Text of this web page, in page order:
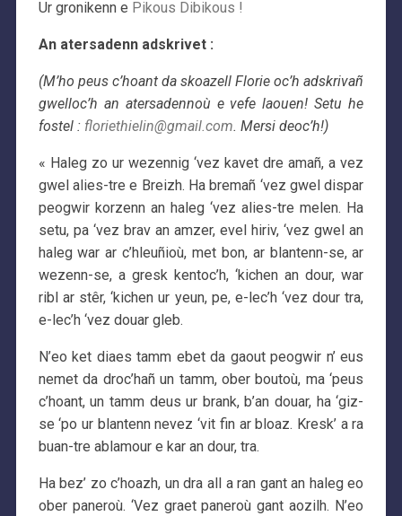
Ur gronikenn e Pikous Dibikous !
An atersadenn adskrivet :
(M’ho peus c’hoant da skoazell Florie oc’h adskrivañ
gwelloc’h an atersadennoù e vefe laouen! Setu he
fostel : floriethielin@gmail.com. Mersi deoc’h!)
« Haleg zo ur wezennig ‘vez kavet dre amañ, a vez
gwel alies-tre e Breizh. Ha bremañ ‘vez gwel dispar
peogwir korzenn an haleg ‘vez alies-tre melen. Ha
setu, pa ‘vez brav an amzer, evel hiriv, ‘vez gwel an
haleg war ar c’hleuñioù, met bon, ar blantenn-se, ar
wezenn-se, a gresk kentoc’h, ‘kichen an dour, war
ribl ar stêr, ‘kichen ur yeun, pe, e-lec’h ‘vez dour tra,
e-lec’h ‘vez douar gleb.
N’eo ket diaes tamm ebet da gaout peogwir n’ eus
nemet da droc’hañ un tamm, ober boutoù, ma ‘peus
c’hoant, un tamm deus ur brank, b’an douar, ha ‘giz-
se ‘po ur blantenn nevez ‘vit fin ar bloaz. Kresk’ a ra
buan-tre ablamour e kar an dour, tra.
Ha bez’ zo c’hoazh, un dra all a ran gant an haleg eo
ober paneroù. ‘Vez graet paneroù gant aozilh. N’eo